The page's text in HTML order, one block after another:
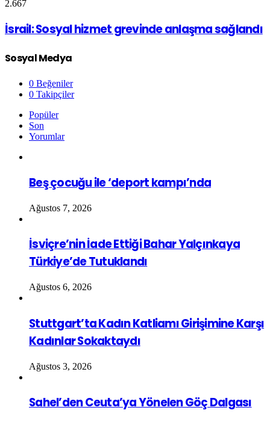
2.667
İsrail: Sosyal hizmet grevinde anlaşma sağlandı
Sosyal Medya
0 Beğeniler
0 Takipçiler
Popüler
Son
Yorumlar
Beş çocuğu ile ‘deport kampı’nda
Ağustos 7, 2026
İsviçre’nin İade Ettiği Bahar Yalçınkaya
Türkiye’de Tutuklandı
Ağustos 6, 2026
Stuttgart’ta Kadın Katliamı Girişimine Karşı
Kadınlar Sokaktaydı
Ağustos 3, 2026
Sahel’den Ceuta’ya Yönelen Göç Dalgası